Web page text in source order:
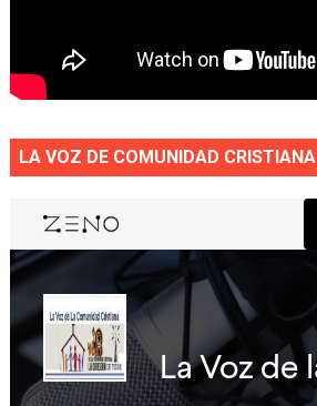
LA VOZ DE COMUNIDAD CRISTIANA